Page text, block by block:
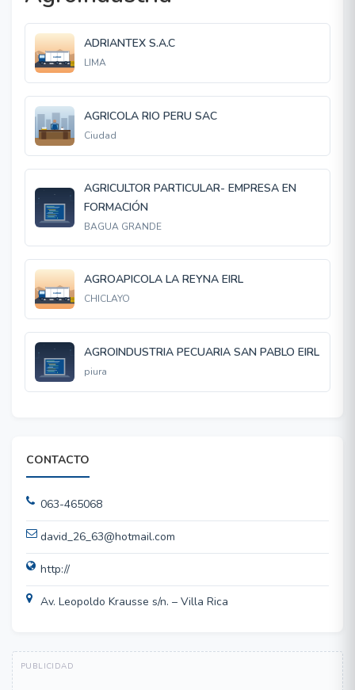
ADRIANTEX S.A.C
LIMA
AGRICOLA RIO PERU SAC
Ciudad
AGRICULTOR PARTICULAR- EMPRESA EN
FORMACIÓN
BAGUA GRANDE
AGROAPICOLA LA REYNA EIRL
CHICLAYO
AGROINDUSTRIA PECUARIA SAN PABLO EIRL
piura
CONTACTO
063-465068
david_26_63@hotmail.com
http://
Av. Leopoldo Krausse s/n. – Villa Rica